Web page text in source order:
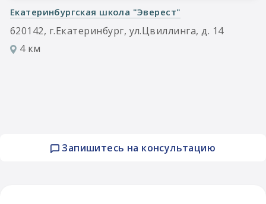
Запишитесь на консультацию
Екатеринбургская школа "Эверест"
620142, г.Екатеринбург, ул.Цвиллинга, д. 14
4 км